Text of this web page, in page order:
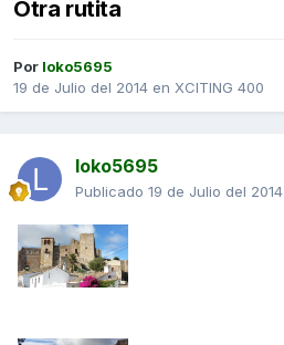
Otra rutita
Por loko5695
19 de Julio del 2014 en XCITING 400
loko5695
Publicado 19 de Julio del 2014